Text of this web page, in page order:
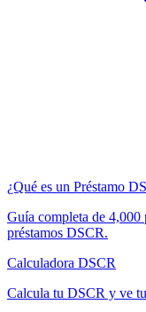
¿Qué es un Préstamo
Guía completa de 4,000
préstamos DSCR.
Calculadora DSCR
Calcula tu DSCR y ve